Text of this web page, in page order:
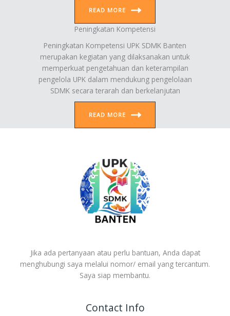
READ MORE
Peningkatan Kompetensi
Peningkatan Kompetensi UPK SDMK Banten
merupakan kegiatan yang dilaksanakan untuk
memperkuat pengetahuan dan keterampilan
pengelola UPK dalam mendukung pengelolaan
SDMK secara terarah dan berkelanjutan
READ MORE
Jika ada pertanyaan atau perlu bantuan, Anda dapat
menghubungi saya melalui nomor/ email yang tercantum.
Saya siap membantu.
Contact Info